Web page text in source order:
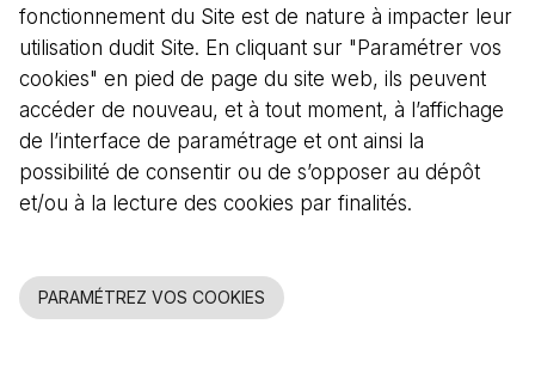
fonctionnement du Site est de nature à impacter leur
utilisation dudit Site. En cliquant sur "Paramétrer vos
cookies" en pied de page du site web, ils peuvent
accéder de nouveau, et à tout moment, à l’affichage
de l’interface de paramétrage et ont ainsi la
possibilité de consentir ou de s’opposer au dépôt
et/ou à la lecture des cookies par finalités.
PARAMÉTREZ VOS COOKIES